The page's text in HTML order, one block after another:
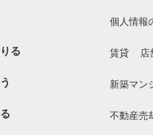
個人情報
る 賃貸 店
新築マン
不動産売